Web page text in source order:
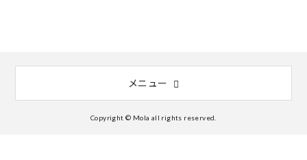
メニュー
Copyright © Mola all rights reserved.